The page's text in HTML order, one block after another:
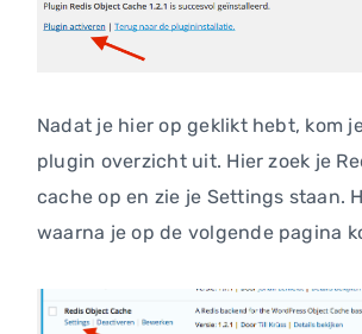
Nadat je hier op geklikt hebt, kom
plugin overzicht uit. Hier zoek je
cache op en zie je Settings staan.
waarna je op de volgende pagina